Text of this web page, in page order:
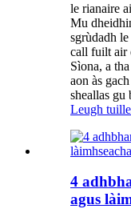
le rianaire
Mu
sgrùdadh
call fuilt air
Sìona, a
aon às
sheallas gu
Leugh
4
agus